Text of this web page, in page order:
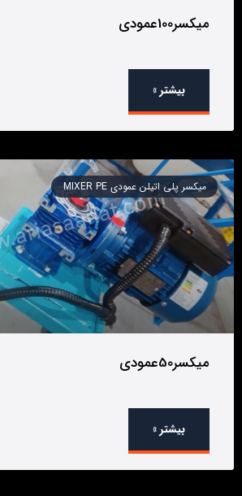
میکسر100عمودی
بیشتر »
میکسر پلی اتیلن عمودی MIXER PE
میکسر50عمودی
بیشتر »